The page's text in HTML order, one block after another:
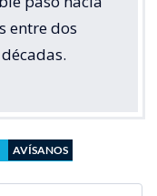
entre dos
AVÍSANOS